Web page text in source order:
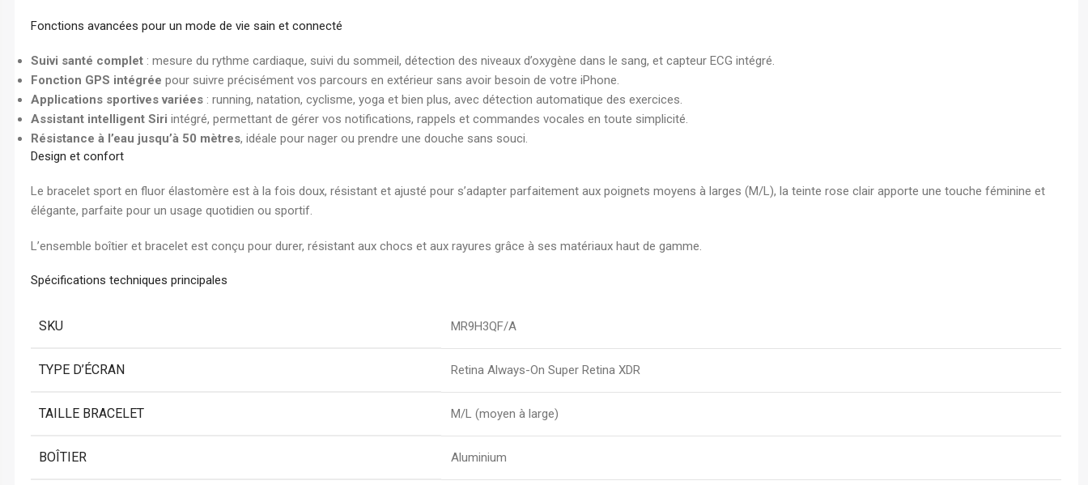
Fonctions avancées pour un mode de vie sain et connecté
Suivi santé complet : mesure du rythme cardiaque, suivi du sommeil, détection des niveaux d’oxygène dans le sang, et capteur ECG intégré.
Fonction GPS intégrée pour suivre précisément vos parcours en extérieur sans avoir besoin de votre iPhone.
Applications sportives variées : running, natation, cyclisme, yoga et bien plus, avec détection automatique des exercices.
Assistant intelligent Siri intégré, permettant de gérer vos notifications, rappels et commandes vocales en toute simplicité.
Résistance à l’eau jusqu’à 50 mètres, idéale pour nager ou prendre une douche sans souci.
Design et confort
Le bracelet sport en fluor élastomère est à la fois doux, résistant et ajusté pour s’adapter parfaitement aux poignets moyens à larges (M/L), la teinte rose clair apporte une touche féminine et
élégante, parfaite pour un usage quotidien ou sportif.
L’ensemble boîtier et bracelet est conçu pour durer, résistant aux chocs et aux rayures grâce à ses matériaux haut de gamme.
Spécifications techniques principales
SKU MR9H3QF/A
TYPE D’ÉCRAN Retina Always-On Super Retina XDR
TAILLE BRACELET M/L (moyen à large)
BOÎTIER Aluminium